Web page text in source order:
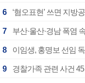
6 ‘혐오표현’ 쓰면 지방
7 부산·울산·경남 폭염
8 이임생, 홍명보 선임
9 경찰가족 관련 사건